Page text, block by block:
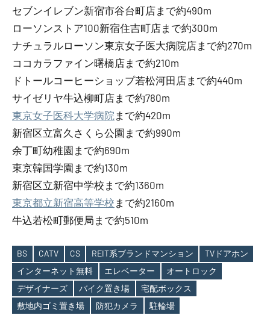
セブンイレブン新宿市谷台町店まで約490m
ローソンストア100新宿住吉町店まで約300m
ナチュラルローソン東京女子医大病院店まで約270m
ココカラファイン曙橋店まで約210m
ドトールコーヒーショップ若松河田店まで約440m
サイゼリヤ牛込柳町店まで約780m
東京女子医科大学病院 まで約420m
新宿区立富久さくら公園まで約990m
余丁町幼稚園まで約690m
東京韓国学園まで約130m
新宿区立新宿中学校まで約1360m
東京都立新宿高等学校 まで約2160m
牛込若松町郵便局まで約510m
Tags
BS CATV CS REIT系ブランドマンション
TVドアホン
インターネット無料
エレベーター
オートロック
デザイナーズ
バイク置き場
宅配ボックス
敷地内ゴミ置き場
防犯カメラ 駐輪場